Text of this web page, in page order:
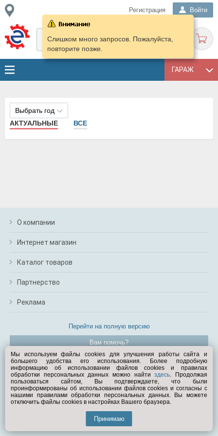
Регистрация Войти
ГАРАЖ
Слишком много запросов. Пожалуйста,
повторите позже.
Выбрать год
АКТУАЛЬНЫЕ
ВСЕ
О компании
Интернет магазин
Каталог товаров
Партнерство
Реклама
Перейти на полную версию
Вам помочь?
© Exist.ru 1998—2026
Мы используем файлы cookies для улучшения работы сайта и
большего удобства его использования. Более подробную
информацию об использовании файлов cookies и правилах
обработки персональных данных можно найтиздесь. Продолжая
пользоваться сайтом, Вы подтверждаете, что были
проинформированы об использовании файлов cookies и согласны с
нашими правилами обработки персональных данных. Вы можете
отключить файлы cookies в настройках Вашего браузера.
Принимаю